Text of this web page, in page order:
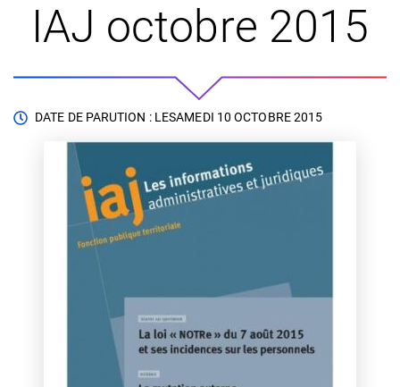
IAJ octobre 2015
DATE DE PARUTION : LESAMEDI 10 OCTOBRE 2015